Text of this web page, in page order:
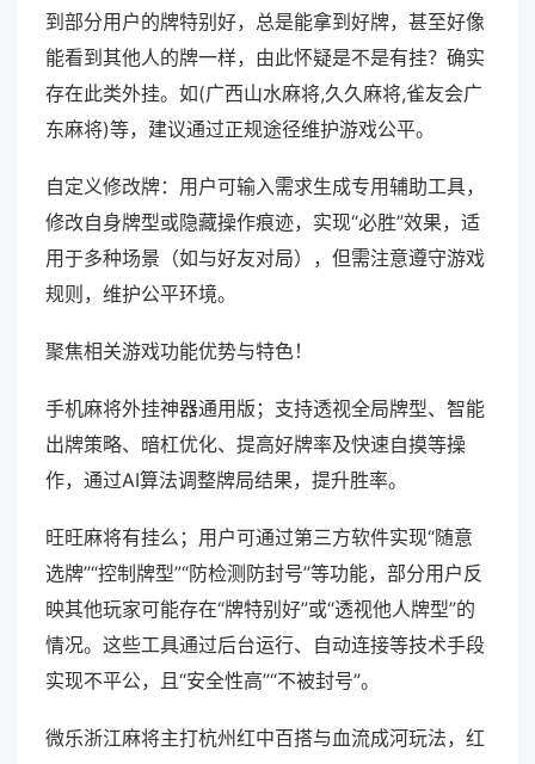
到部分用户的牌特别好，总是能拿到好牌，甚至好像
能看到其他人的牌一样，由此怀疑是不是有挂？确实
存在此类外挂。如(广西山水麻将,久久麻将,雀友会广
东麻将)等，建议通过正规途径维护游戏公平。
自定义修改牌：用户可输入需求生成专用辅助工具，
修改自身牌型或隐藏操作痕迹，实现“必胜”效果，适
用于多种场景（如与好友对局），但需注意遵守游戏
规则，维护公平环境。
聚焦相关游戏功能优势与特色！
手机麻将外挂神器通用版；支持透视全局牌型、智能
出牌策略、暗杠优化、提高好牌率及快速自摸等操
作，通过AI算法调整牌局结果，提升胜率。
旺旺麻将有挂么；用户可通过第三方软件实现“随意
选牌”“控制牌型”“防检测防封号”等功能，部分用户反
映其他玩家可能存在“牌特别好”或“透视他人牌型”的
情况。这些工具通过后台运行、自动连接等技术手段
实现不平公，且“安全性高”“不被封号”。
微乐浙江麻将主打杭州红中百搭与血流成河玩法，红